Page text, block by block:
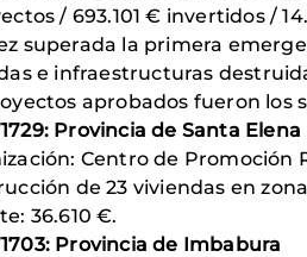
/ 693.101 € invertidos /
superada la primera
e infraestructuras
aprobados fueron los
Provincia de Santa Elena
Centro de Promoción
de 23 viviendas en
36.610 €.
Provincia de Imbabura